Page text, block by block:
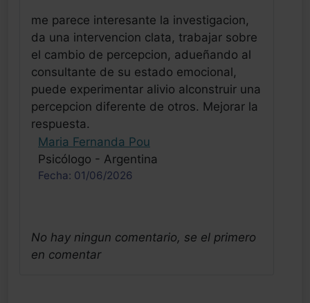
me parece interesante la investigacion,
da una intervencion clata, trabajar sobre
el cambio de percepcion, adueñando al
consultante de su estado emocional,
puede experimentar alivio alconstruir una
percepcion diferente de otros. Mejorar la
respuesta.
Maria Fernanda Pou
Psicólogo - Argentina
Fecha: 01/06/2026
No hay ningun comentario, se el primero
en comentar